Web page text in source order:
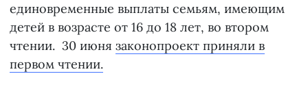
единовременные выплаты семьям, имеющим
детей в возрасте от 16 до 18 лет, во втором
чтении. 30 июня законопроект приняли в
первом чтении.